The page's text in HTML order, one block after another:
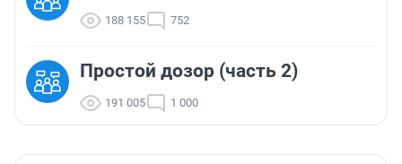
188 155 752
Простой дозор (часть 2)
191 005 1 000